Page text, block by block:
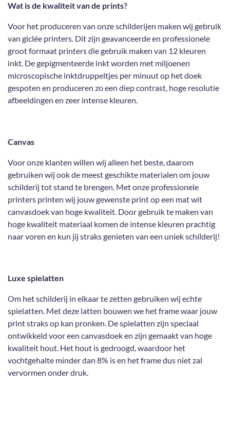
Wat is de kwaliteit van de prints?
Voor het produceren van onze schilderijen maken wij gebruik
van giclée printers. Dit zijn geavanceerde en professionele
groot formaat printers die gebruik maken van 12 kleuren
inkt. De gepigmenteerde inkt worden met miljoenen
microscopische inktdruppeltjes per minuut op het doek
gespoten en produceren zo een diep contrast, hoge resolutie
afbeeldingen en zeer intense kleuren.
Canvas
Voor onze klanten willen wij alleen het beste, daarom
gebruiken wij ook de meest geschikte materialen om jouw
schilderij tot stand te brengen. Met onze professionele
printers printen wij jouw gewenste print op een mat wit
canvasdoek van hoge kwaliteit. Door gebruik te maken van
hoge kwaliteit materiaal komen de intense kleuren prachtig
naar voren en kun jij straks genieten van een uniek schilderij!
Luxe spielatten
Om het schilderij in elkaar te zetten gebruiken wij echte
spielatten. Met deze latten bouwen we het frame waar jouw
print straks op kan pronken. De spielatten zijn speciaal
ontwikkeld voor een canvasdoek en zijn gemaakt van hoge
kwaliteit hout. Het hout is gedroogd, waardoor het
vochtgehalte minder dan 8% is en het frame dus niet zal
vervormen onder druk.